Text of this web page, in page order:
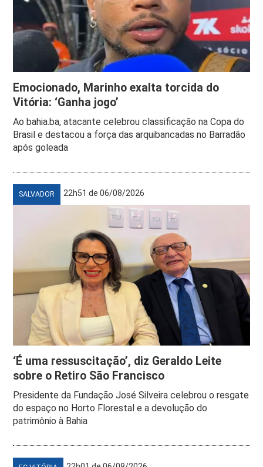
Emocionado, Marinho exalta torcida do
Vitória: ‘Ganha jogo’
Ao bahia.ba, atacante celebrou classificação na Copa do
Brasil e destacou a força das arquibancadas no Barradão
após goleada
SALVADOR 22h51 de 06/08/2026
‘É uma ressuscitação’, diz Geraldo Leite
sobre o Retiro São Francisco
Presidente da Fundação José Silveira celebrou o resgate
do espaço no Horto Florestal e a devolução do
patrimônio à Bahia